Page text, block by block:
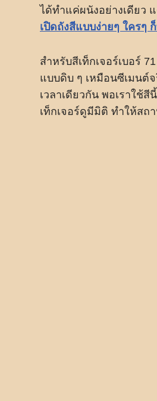
ได้ทำแค่ผนังอย่างเดียว
เปิดถังสีแบบง่ายๆ ใครๆ
สำหรับสีเท็กเจอร์เบอร์
แบบดิบ ๆ เหมือนซีเมนต์
เวลาเดียวกัน พอเราใช้
เท็กเจอร์ดูมีมิติ ทำให้ส